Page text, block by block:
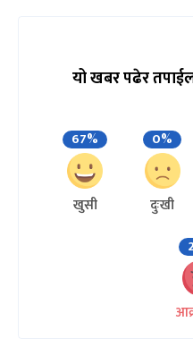
यो खबर पढेर
67%
खुसी
0%
दुःखी